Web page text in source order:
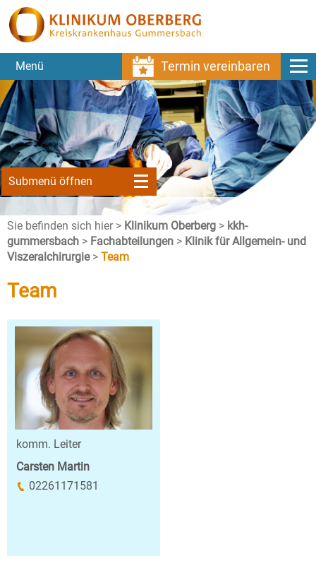
Termin vereinbaren
Menü
Submenü öffnen
Sie befinden sich hier > Klinikum Oberberg > kkh-
gummersbach > Fachabteilungen > Klinik für Allgemein- und
Viszeralchirurgie > Team
Team
komm. Leiter
Carsten Martin
02261171581